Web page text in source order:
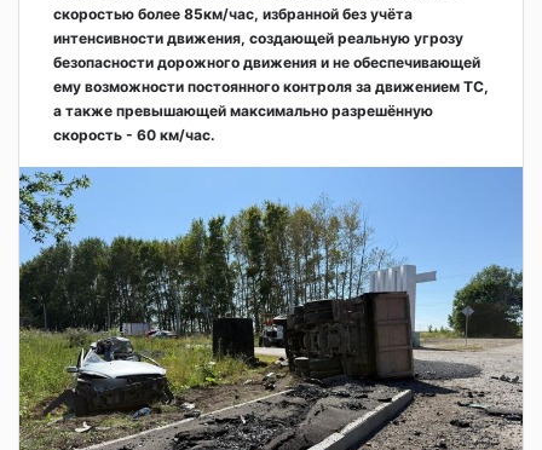
скоростью более 85км/час, избранной без учёта
интенсивности движения, создающей реальную угрозу
безопасности дорожного движения и не обеспечивающей
ему возможности постоянного контроля за движением ТС,
а также превышающей максимально разрешённую
скорость - 60 км/час.